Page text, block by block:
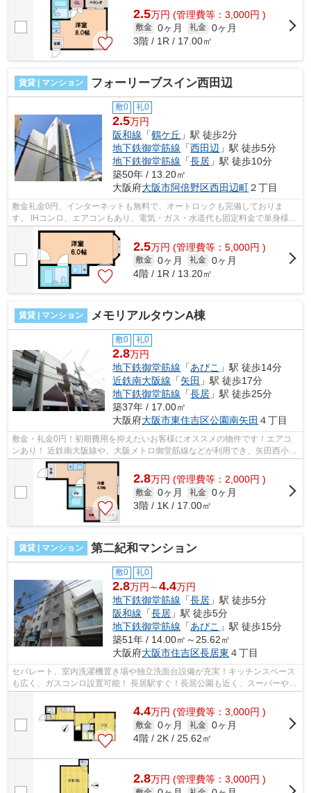
2.5万円 (管理費等：3,000円 )
敷金 0ヶ月 礼金 0ヶ月
3階 / 1R / 17.00㎡
賃貸 | マンション フォーリーブスイン西田辺
敷0 礼0
2.5万円
阪和線 「鶴ケ丘 」駅 徒歩2分
地下鉄御堂筋線 「西田辺 」駅 徒歩5分
地下鉄御堂筋線 「長居 」駅 徒歩10分
築50年 / 13.20㎡
大阪府大阪市阿倍野区西田辺町２丁目
敷金礼金0円、インターネットも無料で、オートロックも完備しておりま
す。 IHコンロ、エアコンもあり、電気・ガス・水道代も固定料金で単身様に
オススメ物件です。 ■□■□■□■□■□■□■□■□...
2.5万円 (管理費等：5,000円 )
敷金 0ヶ月 礼金 0ヶ月
4階 / 1R / 13.20㎡
賃貸 | マンション メモリアルタウンA棟
敷0 礼0
2.8万円
地下鉄御堂筋線 「あびこ 」駅 徒歩14分
近鉄南大阪線 「矢田 」駅 徒歩17分
地下鉄御堂筋線 「長居 」駅 徒歩25分
築37年 / 17.00㎡
大阪府大阪市東住吉区公園南矢田 ４丁目
敷金・礼金0円！初期費用を抑えたいお客様にオススメの物件です！エアコ
ンあり！ 近鉄南大阪線や、大阪メトロ御堂筋線などが利用でき、矢田西小学
校区です！ ■□■□■□■□■□■□■□■□■□■□■□...
2.8万円 (管理費等：2,000円 )
敷金 0ヶ月 礼金 0ヶ月
3階 / 1K / 17.00㎡
賃貸 | マンション 第二紀和マンション
敷0 礼0
2.8万円～4.4万円
地下鉄御堂筋線 「長居 」駅 徒歩5分
阪和線 「長居 」駅 徒歩5分
地下鉄御堂筋線 「あびこ 」駅 徒歩15分
築51年 / 14.00㎡～25.62㎡
大阪府大阪市住吉区長居東 ４丁目
セパレート、室内洗濯機置き場や独立洗面台設備が充実！キッチンスペース
も広く、ガスコンロ設置可能！ 長居駅すぐ！長居公園も近く、スーパーやド
ラックストアも徒歩圏内！ ■□■□■□■...
4.4万円 (管理費等：3,000円 )
敷金 0ヶ月 礼金 0ヶ月
4階 / 2K / 25.62㎡
2.8万円 (管理費等：3,000円 )